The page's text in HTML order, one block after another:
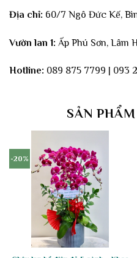
Địa chỉ: 60/7 Ngô Đức Kế,
Vườn lan 1: Ấp Phú Sơn, Lâm
Hotline: 089 875 7799 | 093
SẢN
-20%